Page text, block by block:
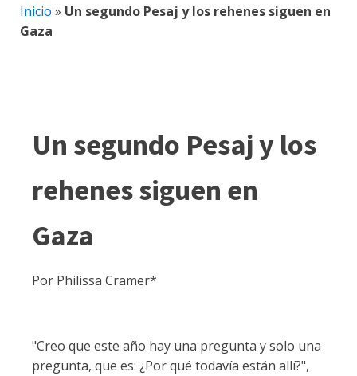
Inicio » Un segundo Pesaj y los rehenes siguen en
Gaza
Un segundo Pesaj y los
rehenes siguen en
Gaza
Por Philissa Cramer*
"Creo que este año hay una pregunta y solo una
pregunta, que es: ¿Por qué todavía están allí?",